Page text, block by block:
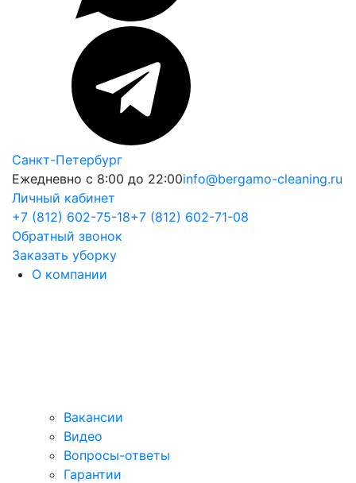
Санкт-Петербург
Ежедневно с 8:00 до 22:00info@bergamo-cleaning.ru
Личный кабинет
+7 (812) 602-75-18+7 (812) 602-71-08
Обратный звонок
Заказать уборку
О компании
Вакансии
Видео
Вопросы-ответы
Гарантии